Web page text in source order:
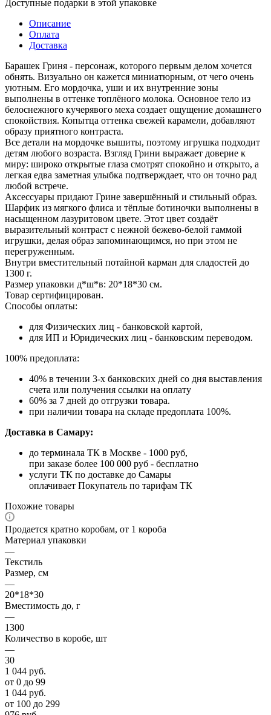
Доступные подарки в этой упаковке
Описание
Оплата
Доставка
Барашек Гриня - персонаж, которого первым делом хочется
обнять. Визуально он кажется миниатюрным, от чего очень
уютным. Его мордочка, уши и их внутренние зоны
выполнены в оттенке топлёного молока. Основное тело из
белоснежного кучерявого меха создает ощущение домашнего
спокойствия. Копытца оттенка свежей карамели, добавляют
образу приятного контраста.
Все детали на мордочке вышиты, поэтому игрушка подходит
детям любого возраста. Взгляд Грини выражает доверие к
миру: широко открытые глаза смотрят спокойно и открыто, а
легкая едва заметная улыбка подтверждает, что он точно рад
любой встрече.
Аксессуары придают Грине завершённый и стильный образ.
Шарфик из мягкого флиса и тёплые ботиночки выполнены в
насыщенном лазуритовом цвете. Этот цвет создаёт
выразительный контраст с нежной бежево-белой гаммой
игрушки, делая образ запоминающимся, но при этом не
перегруженным.
Внутри вместительный потайной карман для сладостей до
1300 г.
Размер упаковки д*ш*в: 20*18*30 см.
Товар сертифицирован.
Способы оплаты:
для Физических лиц - банковской картой,
для ИП и Юридических лиц - банковским переводом.
100% предоплата:
40% в течении 3-х банковских дней со дня выставления
счета или получения ссылки на оплату
60% за 7 дней до отгрузки товара.
при наличии товара на складе предоплата 100%.
Доставка в Самару:
до терминала ТК в Москве - 1000 руб,
при заказе более 100 000 руб - бесплатно
услуги ТК по доставке до Самары
оплачивает Покупатель по тарифам ТК
Похожие товары
Продается кратно коробам, от 1 короба
Материал упаковки
—
Текстиль
Размер, см
—
20*18*30
Вместимость до, г
—
1300
Количество в коробе, шт
—
30
1 044 руб.
от 0 до 99
1 044 руб.
от 100 до 299